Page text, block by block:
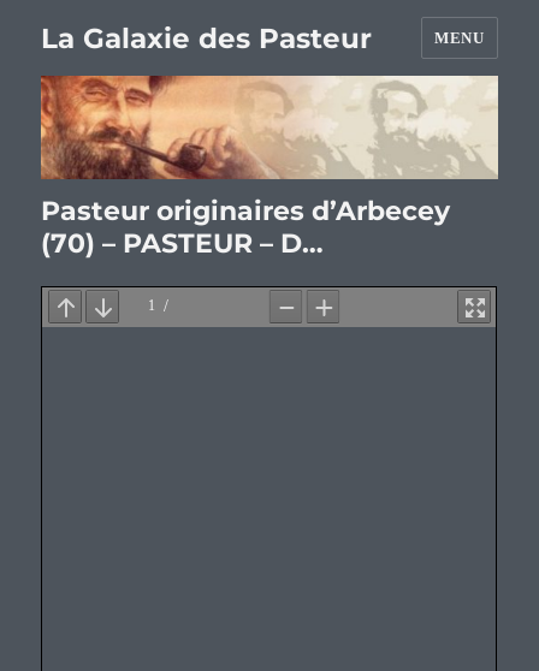
La Galaxie des Pasteur MENU
Pasteur originaires d’Arbecey
(70) – PASTEUR – D…